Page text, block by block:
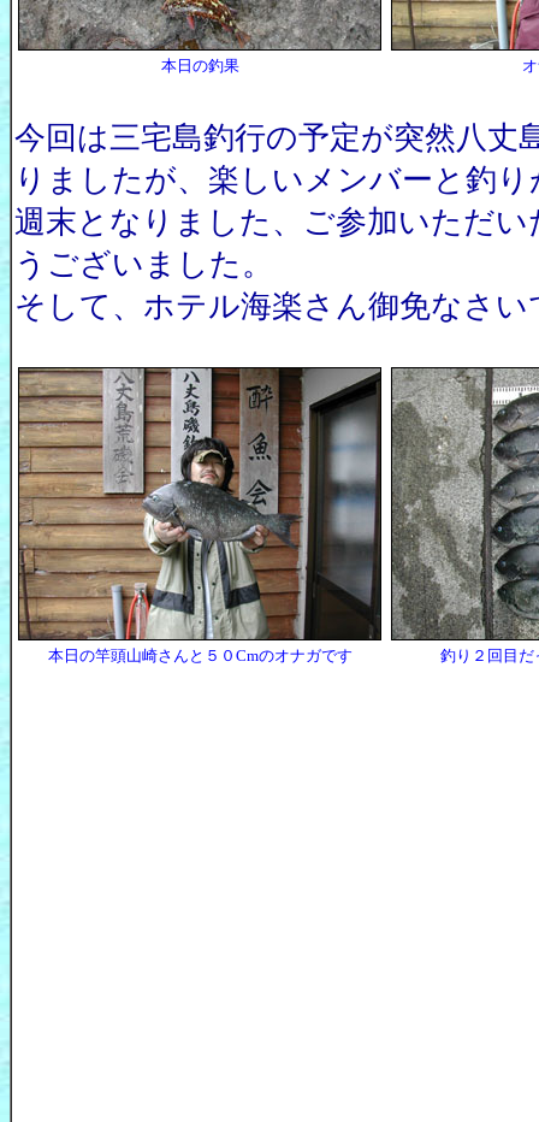
本日の釣果
今回は三宅島釣行の予定が突然八丈
りましたが、楽しいメンバーと釣
週末となりました、ご参加いただ
うございました。
そして、ホテル海楽さん御免なさい
本日の竿頭山崎さんと５０Cmのオナガです 釣り２回目だ